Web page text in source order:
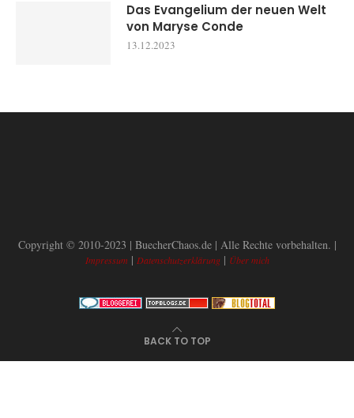
Das Evangelium der neuen Welt
von Maryse Conde
13.12.2023
Copyright © 2010-2023 | BuecherChaos.de | Alle Rechte vorbehalten. |
Impressum | Datenschutzerklärung| Über mich
BACK TO TOP